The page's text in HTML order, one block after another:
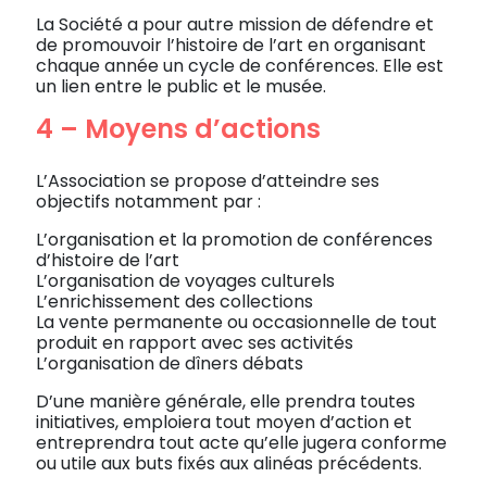
La Société a pour autre mission de défendre et
de promouvoir l’histoire de l’art en organisant
chaque année un cycle de conférences. Elle est
un lien entre le public et le musée.
4 – Moyens d’actions
L’Association se propose d’atteindre ses
objectifs notamment par :
L’organisation et la promotion de conférences
d’histoire de l’art
L’organisation de voyages culturels
L’enrichissement des collections
La vente permanente ou occasionnelle de tout
produit en rapport avec ses activités
L’organisation de dîners débats
D’une manière générale, elle prendra toutes
initiatives, emploiera tout moyen d’action et
entreprendra tout acte qu’elle jugera conforme
ou utile aux buts fixés aux alinéas précédents.